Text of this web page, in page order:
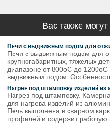
Вас также
Печи с выдвижным подом для
Печи с выдвижным подом для
крупногабаритных, тяжелых
диапазоне от 800оС до 1200оС
выдвижным подом.
Нагрев под штамповку изделий
Нагрев под штамповку.
для нагрева изделий из
Печь выполнена в сварном
профилей и содержит рабочую